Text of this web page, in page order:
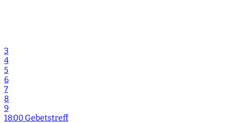
3
4
5
6
7
8
9
18:00 Gebetstreff